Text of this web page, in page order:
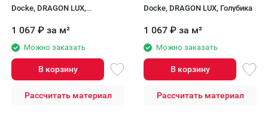
Docke, DRAGON LUX,
1 067 ₽ за м²
Можно заказать
В корзину
Рассчитать материал
Docke, DRAGON LUX, Голубика
1 067 ₽ за м²
Можно заказать
В корзину
Рассчитать материал